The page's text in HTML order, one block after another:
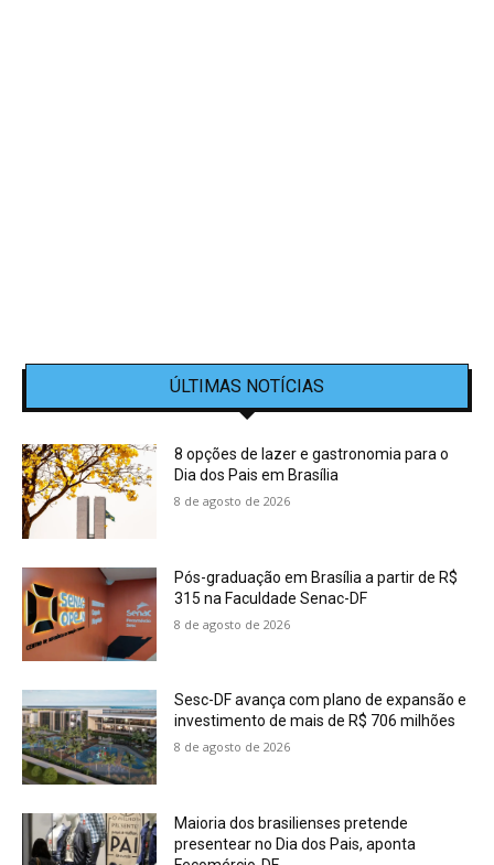
ÚLTIMAS NOTÍCIAS
8 opções de lazer e gastronomia para o
Dia dos Pais em Brasília
8 de agosto de 2026
Pós-graduação em Brasília a partir de R$
315 na Faculdade Senac-DF
8 de agosto de 2026
Sesc-DF avança com plano de expansão e
investimento de mais de R$ 706 milhões
8 de agosto de 2026
Maioria dos brasilienses pretende
presentear no Dia dos Pais, aponta